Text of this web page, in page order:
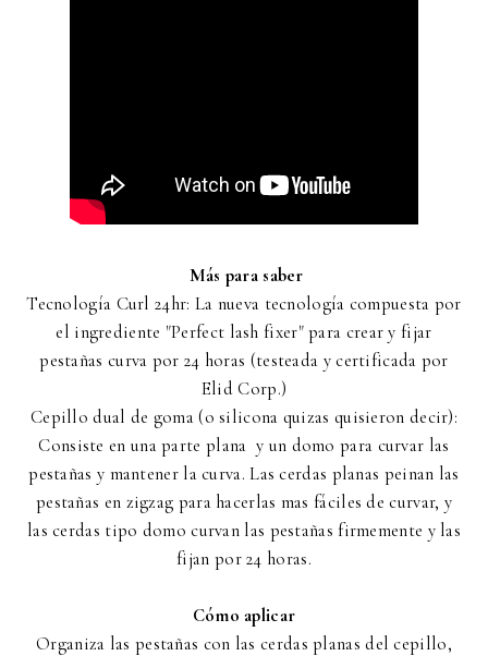
Más para saber
Tecnología Curl 24hr: La nueva tecnología compuesta por
el ingrediente "Perfect lash fixer" para crear y fijar
pestañas curva por 24 horas (testeada y certificada por
Elid Corp.)
Cepillo dual de goma (o silicona quizas quisieron decir):
Consiste en una parte plana y un domo para curvar las
pestañas y mantener la curva. Las cerdas planas peinan las
pestañas en zigzag para hacerlas mas fáciles de curvar, y
las cerdas tipo domo curvan las pestañas firmemente y las
fijan por 24 horas.
Cómo aplicar
Organiza las pestañas con las cerdas planas del cepillo,